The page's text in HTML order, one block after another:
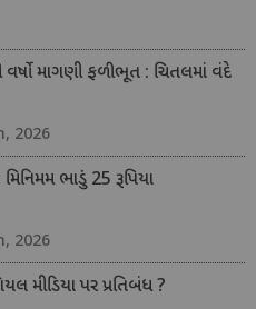
વર્ષો માગણી ફળીભૂત : ચિતલમાં વંદે
2026
મિનિમમ ભાડું 25 રૂપિયા
2026
મીડિયા પર પ્રતિબંધ ?